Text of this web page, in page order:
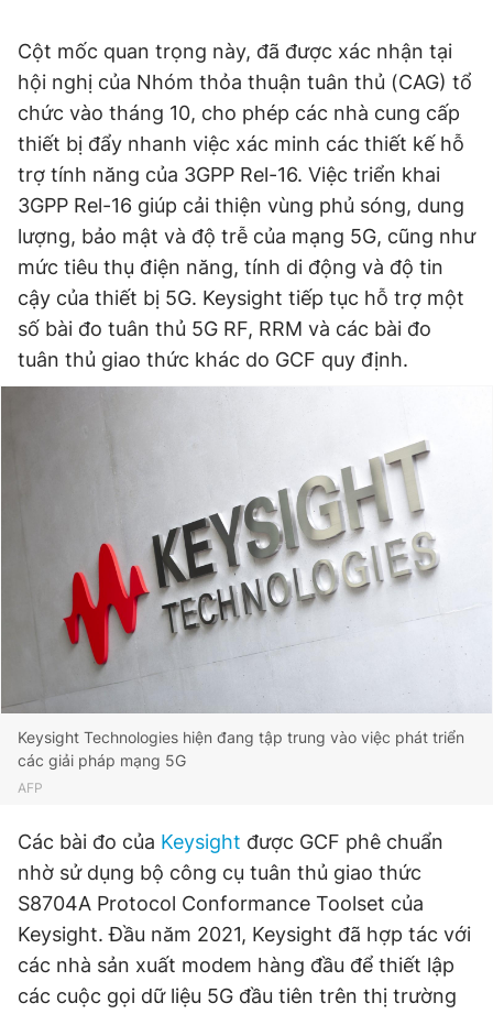
Thông tin tòa soạn Liên hệ quảng cáo
Đọc Thanh Niên trên điện thoại
Theo dõi báo trên
RSS Tòa soạn Chính sách bảo
Tổng biên tập: Nguyễn Ngọc Toàn
Phó tổng biên tập thường trực: Hải Thành
Phó tổng biên tập: Lâm Hiếu Dũng
Phó tổng biên tập: Trần Việt Hưng
Tổng thư ký tòa soạn: Đức Trung
Giấy phép xuất bản số 110/GP - BTTTT cấp ngày 24.3.2020
© 2003-2026 Bản quyền thuộc về Báo Thanh Niên. Cấm sao
chép dưới mọi hình thức nếu không có sự chấp thuận bằng văn
bản. Phát triển bởi ePi Technologies, JSC.
Cột mốc quan trọng này, đã được xác nhận tại
hội nghị của Nhóm thỏa thuận tuân thủ (CAG) tổ
chức vào tháng 10, cho phép các nhà cung cấp
thiết bị đẩy nhanh việc xác minh các thiết kế hỗ
trợ tính năng của 3GPP Rel-16. Việc triển khai
3GPP Rel-16 giúp cải thiện vùng phủ sóng, dung
lượng, bảo mật và độ trễ của mạng 5G, cũng như
mức tiêu thụ điện năng, tính di động và độ tin
cậy của thiết bị 5G. Keysight tiếp tục hỗ trợ một
số bài đo tuân thủ 5G RF, RRM và các bài đo
tuân thủ giao thức khác do GCF quy định.
Keysight Technologies hiện đang tập trung vào việc phát triển
các giải pháp mạng 5G
AFP
Các bài đo của Keysight được GCF phê chuẩn
nhờ sử dụng bộ công cụ tuân thủ giao thức
S8704A Protocol Conformance Toolset của
Keysight. Đầu năm 2021, Keysight đã hợp tác với
các nhà sản xuất modem hàng đầu để thiết lập
các cuộc gọi dữ liệu 5G đầu tiên trên thị trường